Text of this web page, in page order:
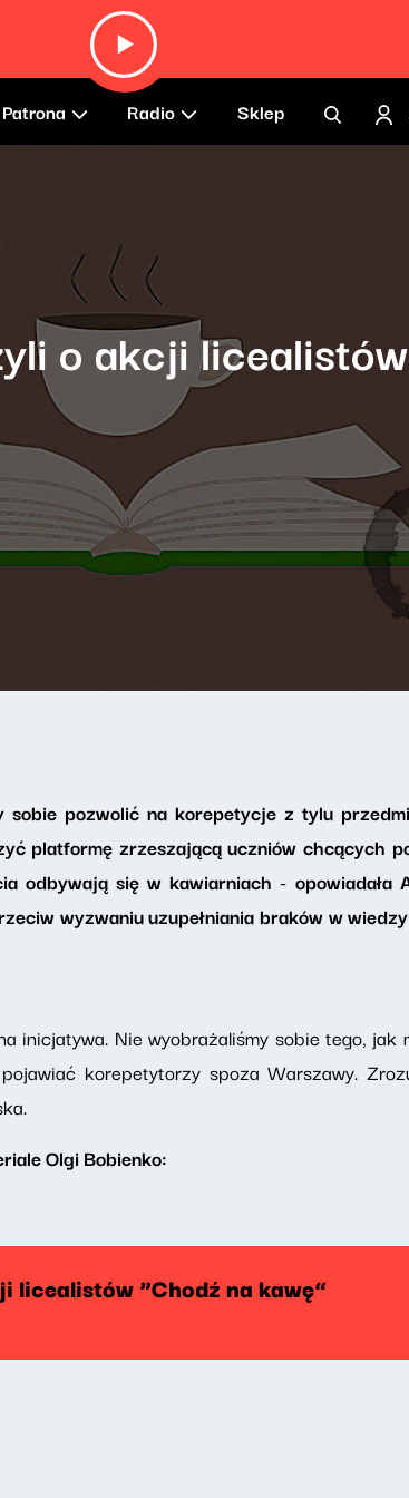
Radio Sklep
o akcji
sobie pozwolić na korepetycje z tylu
platformę zrzeszającą uczniów chcących
odbywają się w kawiarniach - opowiadała
wyzwaniu uzupełniania braków w
inicjatywa. Nie wyobrażaliśmy sobie tego, jak
korepetytorzy spoza Warszawy.
Olgi Bobienko:
licealistów “Chodź na kawę”